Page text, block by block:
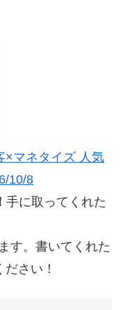
×マネタイズ 人気
10/8
手に取ってくれた
す。書いてくれた
さい！